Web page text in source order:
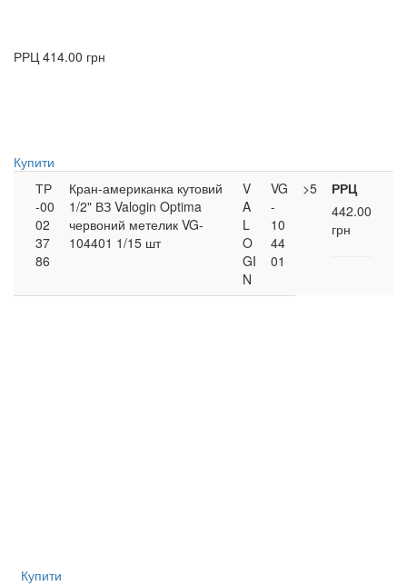
РРЦ 414.00 грн
Купити
ТР
-00
02
37
86
Кран-американка кутовий
1/2" ВЗ Valogin Optima
червоний метелик VG-
104401 1/15 шт
V
A
L
O
GI
N
VG
-
10
44
01
>5
РРЦ
442.00
грн
Купити